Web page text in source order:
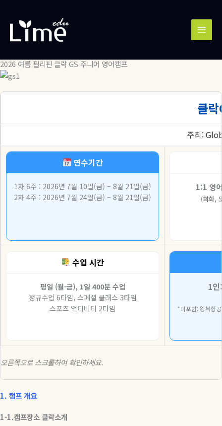
너
뛰
2026 여름 필리핀 클락 GS 주니어 영어캠프
클
주최:
연수기간
1차 6주 : 2026년 7월 10일(금) – 8월 21일(금)
2차 4주 : 2026년 7월 24일(금) – 8월 21일(금)
1:1 영
(회화,
수업 시간
평일 (월-금), 1일 400분 수업
정규수업 6타임, 스페셜 클래스 3타임
스포츠 액티비티 2타임
1
*미포함: 왕복항
오른쪽으로 스크롤하여 확인하세요.
1. 캠프개요
1-1.캠프장소 클락소개